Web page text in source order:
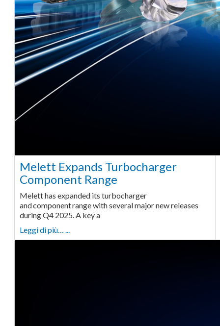
Melett Expands Turbocharger
Component Range
Melett has expanded its turbocharger
and component range with several major new releases
during Q4 2025. A key a
Leggi di più… ...